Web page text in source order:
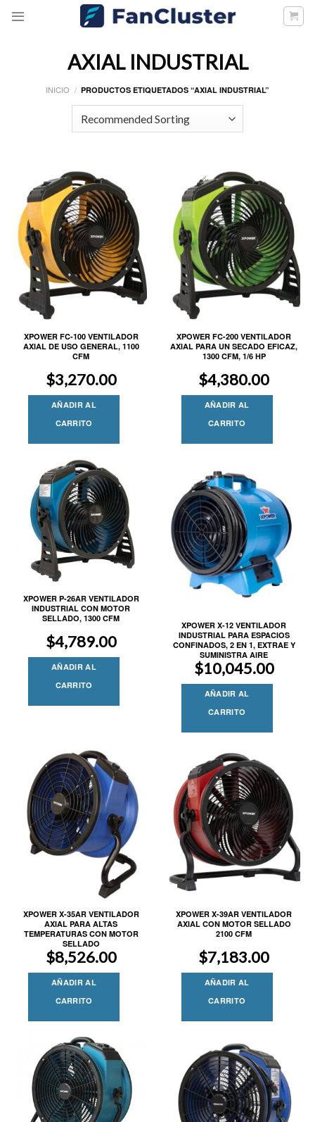
AXIAL INDUSTRIAL
INICIO / PRODUCTOS ETIQUETADOS “AXIAL INDUSTRIAL”
XPOWER FC-100 VENTILADOR
AXIAL DE USO GENERAL, 1100
CFM
$3,270.00
AÑADIR AL
CARRITO
XPOWER FC-200 VENTILADOR
AXIAL PARA UN SECADO EFICAZ,
1300 CFM, 1/6 HP
$4,380.00
AÑADIR AL
CARRITO
XPOWER P-26AR VENTILADOR
INDUSTRIAL CON MOTOR
SELLADO, 1300 CFM
$4,789.00
AÑADIR AL
CARRITO
XPOWER X-12 VENTILADOR
INDUSTRIAL PARA ESPACIOS
CONFINADOS, 2 EN 1, EXTRAE Y
SUMINISTRA AIRE
$10,045.00
AÑADIR AL
CARRITO
XPOWER X-35AR VENTILADOR
AXIAL PARA ALTAS
TEMPERATURAS CON MOTOR
SELLADO
$8,526.00
AÑADIR AL
CARRITO
XPOWER X-39AR VENTILADOR
AXIAL CON MOTOR SELLADO
2100 CFM
$7,183.00
AÑADIR AL
CARRITO